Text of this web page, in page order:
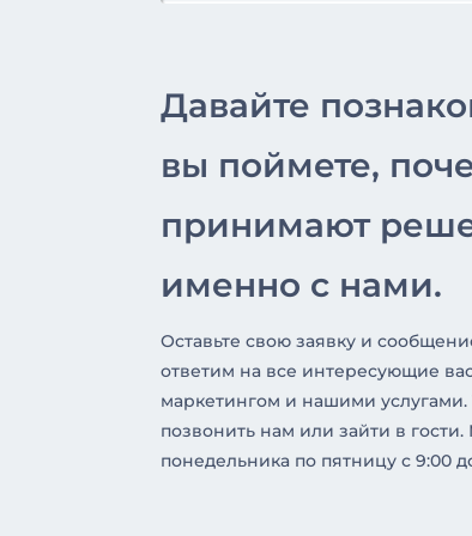
Давайте
вы поймете,
принимают
именно с нами.
Оставьте свою заявку и
ответим на все интересующие
маркетингом и нашими
позвонить нам или зайти в
понедельника по пятницу с 9:00